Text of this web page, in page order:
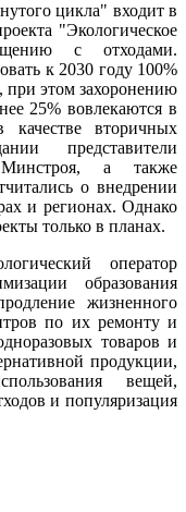
цикла" входит в
"Экологическое
с отходами.
к 2030 году 100%
этом захоронению
25% вовлекаются в
качестве вторичных
представители
а также
о внедрении
и регионах. Однако
только в планах.
оператор
образования
жизненного
по их ремонту и
товаров и
продукции,
вещей,
и популяризация